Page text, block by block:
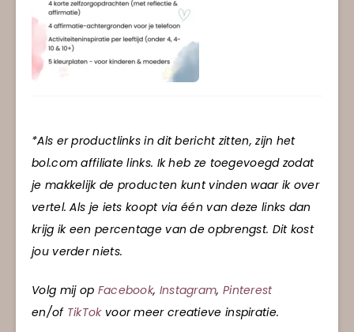
*Als er productlinks in dit bericht zitten, zijn het
bol.com affiliate links. Ik heb ze toegevoegd zodat
je makkelijk de producten kunt vinden waar ik over
vertel. Als je iets koopt via één van deze links dan
krijg ik een percentage van de opbrengst. Dit kost
jou verder niets.
Volg mij op Facebook, Instagram, Pinterest
en/of TikTokvoor meer creatieve inspiratie.